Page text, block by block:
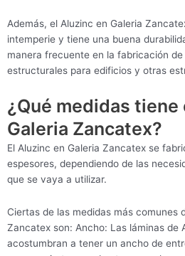
Además, el Aluzinc en Galeria
intemperie y tiene una buena
manera frecuente en la fabricación
estructurales para edificios y otras
¿Qué medidas tiene
Galeria Zancatex?
El Aluzinc en Galeria Zancatex se
espesores, dependiendo de las
que se vaya a utilizar.
Ciertas de las medidas más comunes
Zancatex son: Ancho: Las láminas de
acostumbran a tener un ancho de